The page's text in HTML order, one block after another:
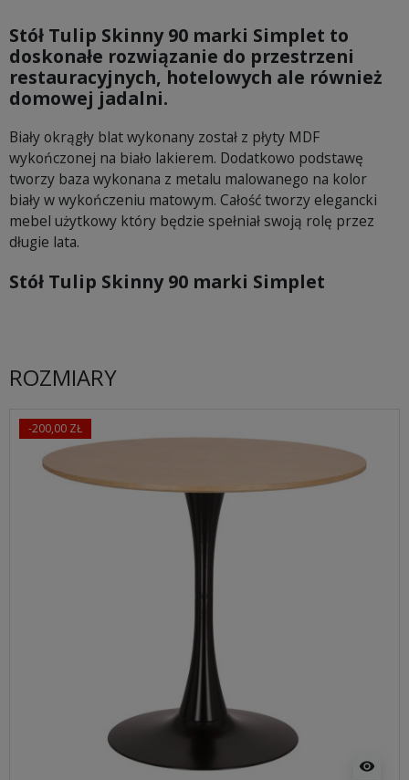
Stół Tulip Skinny 90 marki Simplet to
doskonałe rozwiązanie do przestrzeni
restauracyjnych, hotelowych ale również
domowej jadalni.
Biały okrągły blat wykonany został z płyty MDF
wykończonej na biało lakierem. Dodatkowo podstawę
tworzy baza wykonana z metalu malowanego na kolor
biały w wykończeniu matowym. Całość tworzy elegancki
mebel użytkowy który będzie spełniał swoją rolę przez
długie lata.
Stół Tulip Skinny 90 marki Simplet
ROZMIARY
-200,00 ZŁ
visibility